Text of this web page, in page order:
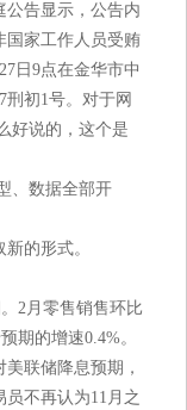
公告显示，公告内
国家工作人员受贿
日9点在金华市中
刑初1号。对于网
好说的，这个是
、数据全部开
的形式。
2月零售销售环比
期的增速0.4%。
联储降息预期，
不再认为11月之